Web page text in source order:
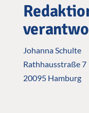
Johanna Schulte
Rathhausstraße 7
20095 Hamburg